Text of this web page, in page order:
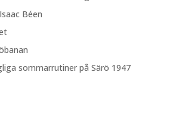
Béen
sommarrutiner på Särö 1947